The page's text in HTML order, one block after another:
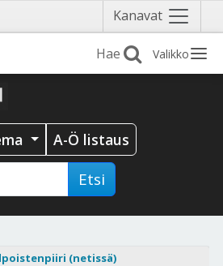
Kanavat Näytä
valikko
Valikko
A-Ö listaus
Etsi
(netissä)